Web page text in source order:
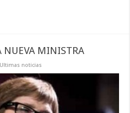
NUEVA MINISTRA
Ultimas noticias